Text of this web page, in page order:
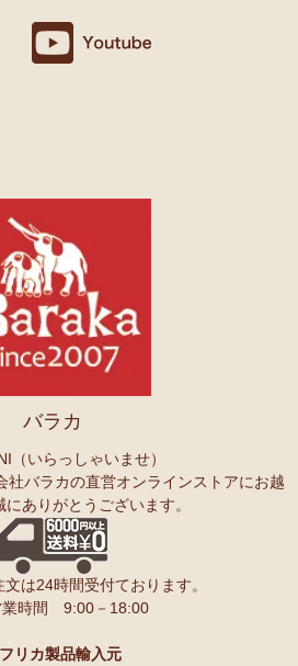
ご紹介します
家名 M―Z
天然素材 環境配慮したエシカル製品～
たん～
の生活布～ 人気柄が限定数再入荷！現
リカの布ページに新入荷！
しゃれなブランケット
ッグ～キテンゲ本革仕立て
てた新作登場！『ニッポンの技×アフリ
バッグ～キテンゲ本革仕立て～キテ
仕立てた新作登場！『ニッポンの技×ア
ー～キテンゲ本革仕立て
た新作登場！『ニッポンの技×アフリカ
ーン オブジェ カバ絵皿
す。
のご感想
ありがとうございますっ。
にもお邪魔できたらと思います。
ボア！キテンゲ ネックウォーマー
。全部やっぱりかわいい。家族にプレセ
っきり買おうと思います。
アフリカと日本の山のマッチング合うな
を身に着けました。
スパイスMIXスパイスのご感想
購入して以来、未使用だったのですが、
おいしい！と思い、今回たくさん購入さ
と思います♪
深いですよね。
ッツへのご感想
カシューナッツを受け取りました。
感じもよく豆本来の甘みもあり、とても
バラカ
（いらっしゃいませ）
社バラカの直営オンラインストアにお越
にありがとうございます。
は24時間受付ております。
業時間 9:00－18:00
リカ製品輸入元